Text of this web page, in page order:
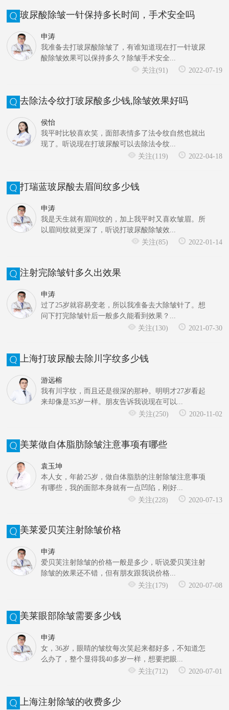
玻尿酸除皱一针保持多长时间，手术安全吗
申涛
我准备去打玻尿酸除皱了，有谁知道现在打一针玻尿
酸除皱效果可以保持多久？除皱手术安全...
关注(91)
2022-07-19
去除法令纹打玻尿酸多少钱,除皱效果好吗
侯怡
我平时比较喜欢笑，面部表情多了法令纹自然也就出
现了。听说现在打玻尿酸可以去除法令纹...
关注(119)
2022-04-18
打瑞蓝玻尿酸去眉间纹多少钱
申涛
我是天生就有眉间纹的，加上我平时又喜欢皱眉。所
以眉间纹就更深了，听说打玻尿酸除皱效...
关注(85)
2022-01-14
注射完除皱针多久出效果
申涛
过了25岁就容易变老，所以我准备去大除皱针了。想
问下打完除皱针后一般多久能看到效果？...
关注(130)
2021-07-30
上海打玻尿酸去除川字纹多少钱
游远榕
我有川字纹，而且还是很深的那种。明明才27岁看起
来却像是35岁一样。朋友告诉我说现在可以...
关注(250)
2020-11-02
美莱做自体脂肪除皱注意事项有哪些
袁玉坤
本人女，年龄25岁，做自体脂肪的注射除皱注意事项
有哪些，我的面部本身就有一点凹陷，刚好...
关注(228)
2020-07-13
美莱爱贝芙注射除皱价格
申涛
爱贝芙注射除皱的价格一般是多少，听说爱贝芙注射
除皱的效果还不错，但有朋友跟我说价格...
关注(179)
2020-07-08
美莱眼部除皱需要多少钱
申涛
女，36岁，眼睛的皱纹每次笑起来都好多，不知道怎
么办了，整个显得我40多岁一样，想要把眼...
关注(712)
2020-07-01
上海注射除皱的收费多少